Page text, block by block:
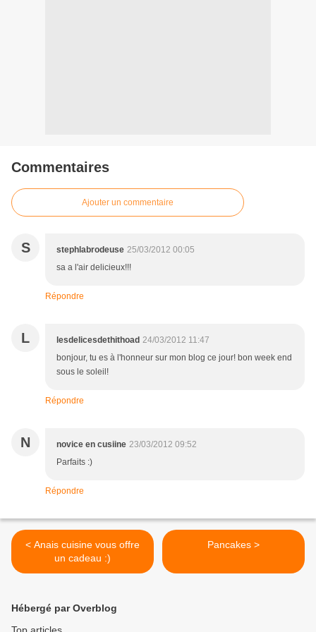
Commentaires
Ajouter un commentaire
S stephlabrodeuse 25/03/2012 00:05
sa a l'air delicieux!!!
Répondre
L lesdelicesdethithoad 24/03/2012 11:47
bonjour, tu es à l'honneur sur mon blog ce jour! bon week end
sous le soleil!
Répondre
N novice en cusiine 23/03/2012 09:52
Parfaits :)
Répondre
< Anais cuisine vous offre
un cadeau :)
Pancakes >
Hébergé par Overblog